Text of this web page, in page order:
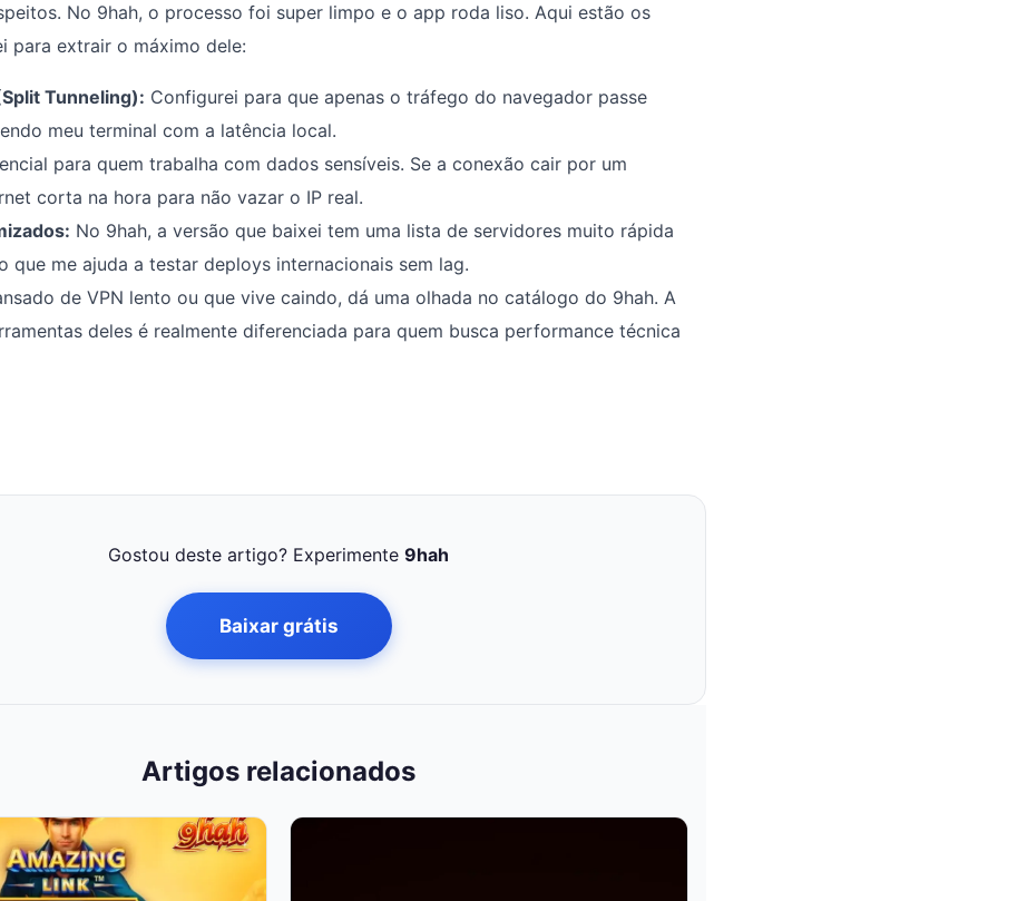
No 9hah, o processo foi super limpo e o app roda liso. Aqui estão os
para extrair o máximo dele:
Tunneling): Configurei para que apenas o tráfego do navegador passe
meu terminal com a latência local.
para quem trabalha com dados sensíveis. Se a conexão cair por um
corta na hora para não vazar o IP real.
No 9hah, a versão que baixei tem uma lista de servidores muito rápida
que me ajuda a testar deploys internacionais sem lag.
de VPN lento ou que vive caindo, dá uma olhada no catálogo do 9hah. A
deles é realmente diferenciada para quem busca performance técnica
Gostou deste artigo? Experimente 9hah
Baixar grátis
Artigos relacionados